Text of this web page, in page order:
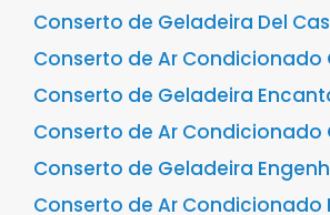
Conserto de Geladeira Del
Conserto de Ar Condicionado
Conserto de Geladeira
Conserto de Ar Condicionado
Conserto de Geladeira
Conserto de Ar Condicionado